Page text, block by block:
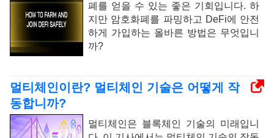
폐를 얻을 수 있는 좋은 기회입니다. 하
지만 암호화폐를 파밍하고 DeFi에 안전
하게 가입하는 올바른 방법은 무엇입니
까?
멀티체인이란? 멀티체인 기술은 어떻게 작
동합니까?
멀티체인은 블록체인 기술의 미래입니